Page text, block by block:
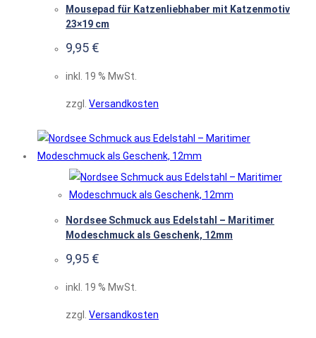
Mousepad für Katzenliebhaber mit Katzenmotiv
23×19 cm
9,95 €
inkl. 19 % MwSt.
zzgl. Versandkosten
Nordsee Schmuck aus Edelstahl – Maritimer
Modeschmuck als Geschenk, 12mm
9,95 €
inkl. 19 % MwSt.
zzgl. Versandkosten